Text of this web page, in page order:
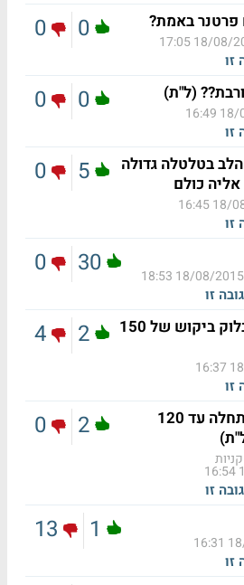
פרטנר באמת?
18/08/2015
זו
0
0
(ל"ת)
18/
זו
0
0
בטלטלה גדולה
כולם
18/08/
זו
5
0
18/08/2015 18:53
זו
30
0
נכנס עכשיו בלוק ביקוש של 150
זו
2
4
וזה רק ההתחלה עד 120
זו
2
0
18/
זו
1
13